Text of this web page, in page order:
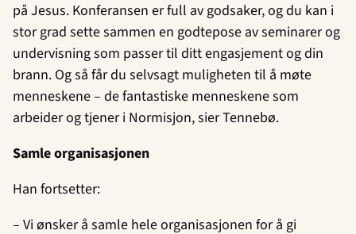
på Jesus. Konferansen er full av godsaker, og du kan i
stor grad sette sammen en godtepose av seminarer og
undervisning som passer til ditt engasjement og din
brann. Og så får du selvsagt muligheten til å møte
menneskene – de fantastiske menneskene som
arbeider og tjener i Normisjon, sier Tennebø.
Samle organisasjonen
Han fortsetter:
– Vi ønsker å samle hele organisasjonen for å gi